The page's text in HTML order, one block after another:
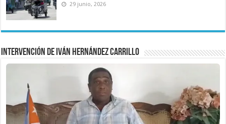
29 junio, 2026
Intervención de Iván Hernández Carrillo